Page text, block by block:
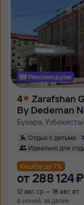
Рекомендуем
4
Zarafshan
By Dedeman
Бухара,
Отдых с детьми
Идеально для
Кешбэк до 7%
от 288 ⁠124 ⁠₽
12 авг, ср — 18 авг, вт
6 ночей, за двоих